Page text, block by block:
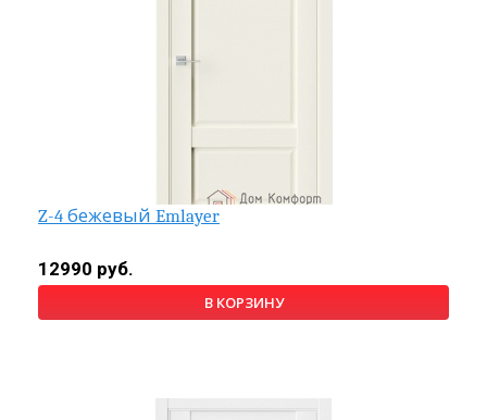
Z-4 бежевый Emlayer
12990 руб.
В КОРЗИНУ